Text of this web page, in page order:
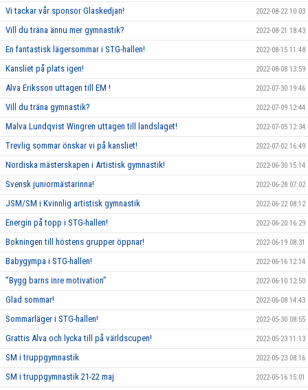
Vi tackar vår sponsor Glaskedjan! 2022-08-22 10:03
Vill du träna ännu mer gymnastik? 2022-08-21 18:43
En fantastisk lägersommar i STG-hallen! 2022-08-15 11:48
Kansliet på plats igen! 2022-08-08 13:59
Alva Eriksson uttagen till EM ! 2022-07-30 19:46
Vill du träna gymnastik? 2022-07-09 12:44
Malva Lundqvist Wingren uttagen till landslaget! 2022-07-05 12:34
Trevlig sommar önskar vi på kansliet! 2022-07-02 16:49
Nordiska mästerskapen i Artistisk gymnastik! 2022-06-30 15:14
Svensk juniormästarinna! 2022-06-28 07:02
JSM/SM i Kvinnlig artistisk gymnastik 2022-06-22 08:12
Energin på topp i STG-hallen! 2022-06-20 16:29
Bokningen till höstens grupper öppnar! 2022-06-19 08:31
Babygympa i STG-hallen! 2022-06-16 12:14
”Bygg barns inre motivation” 2022-06-10 12:50
Glad sommar! 2022-06-08 14:43
Sommarläger i STG-hallen! 2022-05-30 08:55
Grattis Alva och lycka till på världscupen! 2022-05-23 11:13
SM i truppgymnastik 2022-05-23 08:16
SM i truppgymnastik 21-22 maj 2022-05-16 15:01